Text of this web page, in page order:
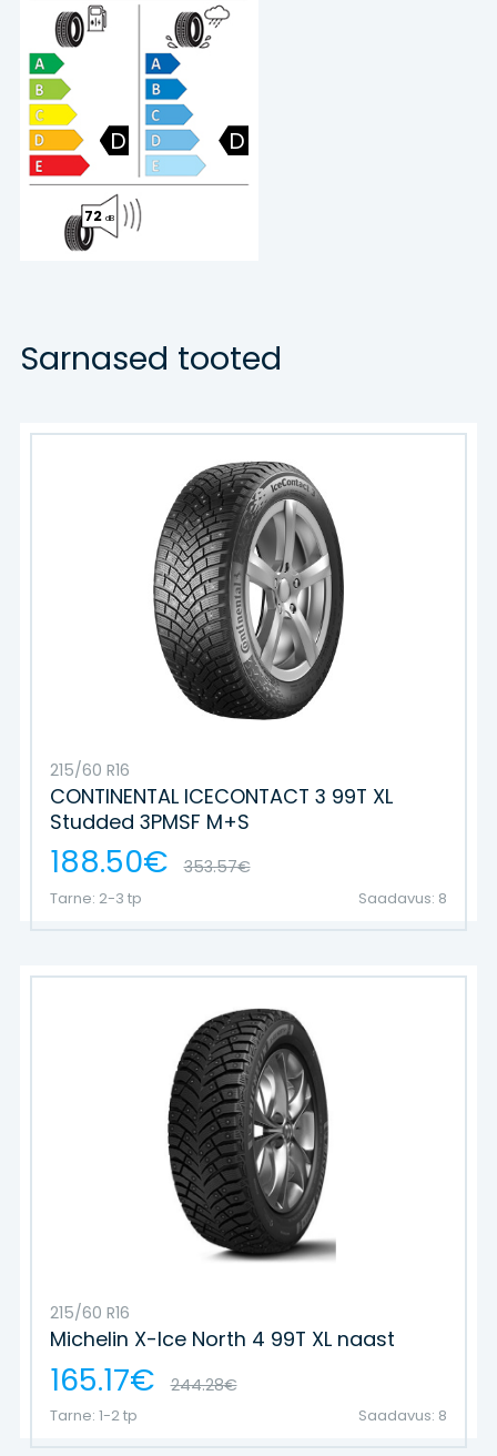
D D
72dB
Sarnased tooted
215/60 R16
CONTINENTAL ICECONTACT 3 99T XL
Studded 3PMSF M+S
188.50€ 353.57€
Tarne: 2-3 tp Saadavus: 8
215/60 R16
Michelin X-Ice North 4 99T XL naast
165.17€ 244.28€
Tarne: 1-2 tp Saadavus: 8